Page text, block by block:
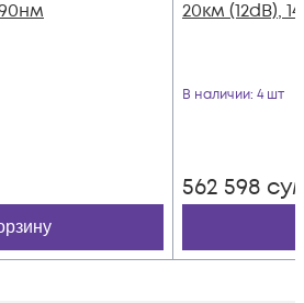
20км (12dB),
В наличии: 4 шт
562 598